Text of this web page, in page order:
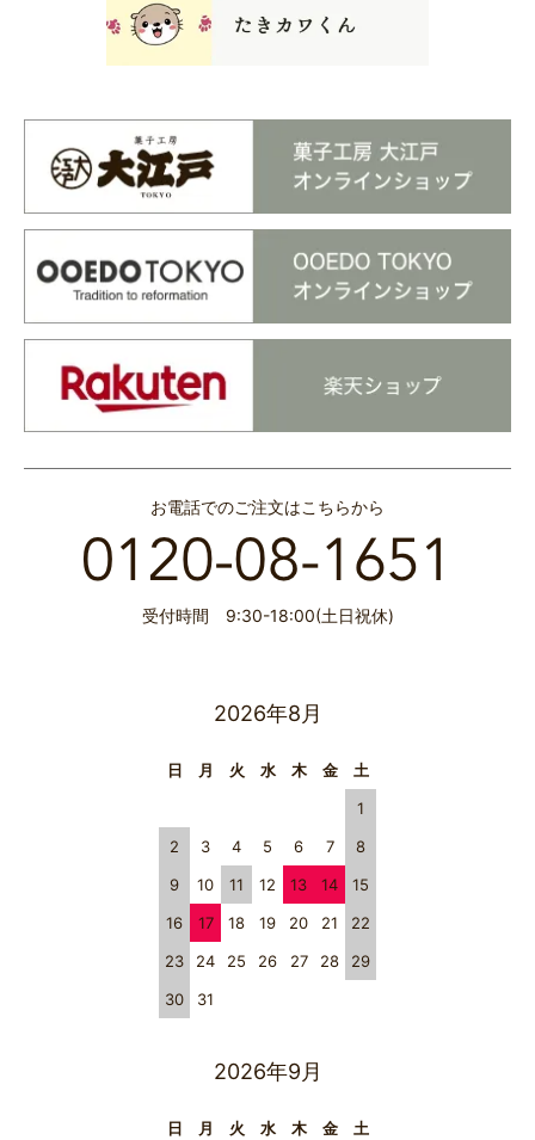
お電話でのご注文はこちらから
受付時間 9:30-18:00(土日祝休)
2026年8月
日 月 火 水 木 金
土
1
2
3 4 5 6 7
8
9
10 11 12 13 14
15
16
17 18 19 20 21
22
23
24 25 26 27 28
29
30
31
2026年9月
日 月 火 水 木 金
土